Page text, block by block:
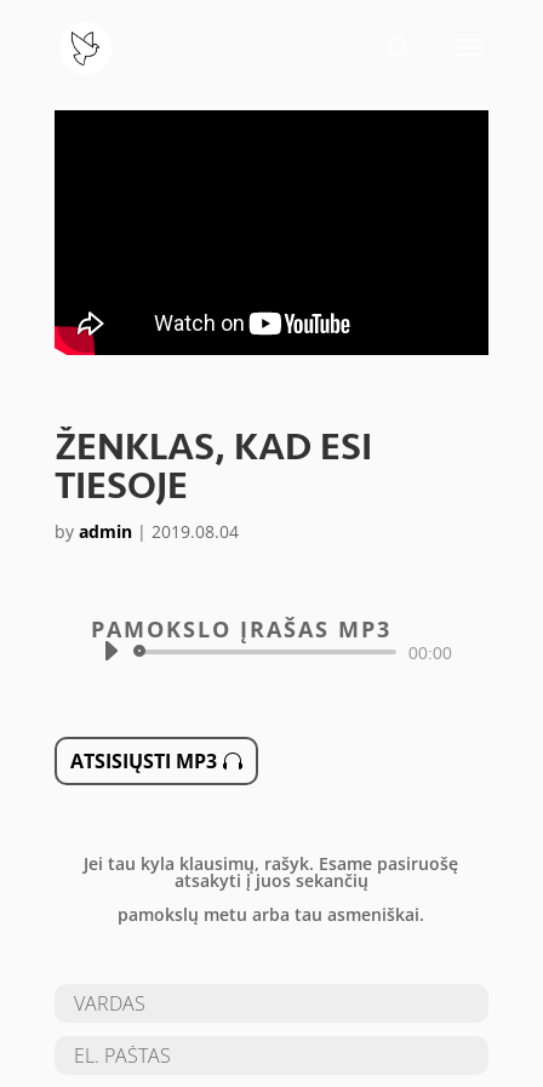
ŽENKLAS, KAD ESI
TIESOJE
by admin| 2019.08.04
PAMOKSLO ĮRAŠAS MP3
Audio
00:00
ATSISIŲSTI MP3
Jei tau kyla klausimų, rašyk. Esame pasiruošę
atsakyti į juos sekančių
pamokslų metu arba tau asmeniškai.